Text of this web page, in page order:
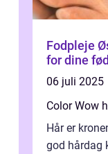
Fodpleje
for dine
06 juli 2025
Color Wow
Hår er
god hårdag